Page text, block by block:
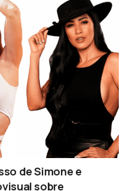
de Simone e
sobre